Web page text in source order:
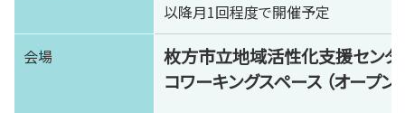
以降月1回程度で開催予定
会場
枚方市立地域活性化支援センター
コワーキングスペース （オープン